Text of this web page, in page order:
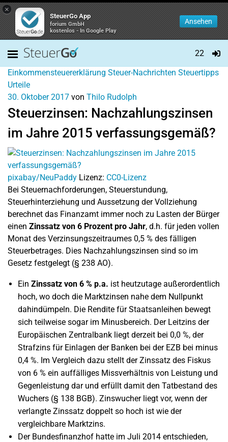
×
SteuerGo App
forium GmbH
kostenlos - In Google Play
Ansehen
22
Einkommensteuererklärung Steuer-Nachrichten Steuertipps
Urteile
30. Oktober 2017 von Thilo Rudolph
Steuerzinsen: Nachzahlungszinsen
im Jahre 2015 verfassungsgemäß?
pixabay/NeuPaddy Lizenz: CC0-Lizenz
Bei Steuernachforderungen, Steuerstundung,
Steuerhinterziehung und Aussetzung der Vollziehung
berechnet das Finanzamt immer noch zu Lasten der Bürger
einen Zinssatz von 6 Prozent pro Jahr, d.h. für jeden vollen
Monat des Verzinsungszeitraumes 0,5 % des fälligen
Steuerbetrages. Dies Nachzahlungszinsen sind so im
Gesetz festgelegt (§ 238 AO).
Ein Zinssatz von 6 % p.a. ist heutzutage außerordentlich
hoch, wo doch die Marktzinsen nahe dem Nullpunkt
dahindümpeln. Die Rendite für Staatsanleihen bewegt
sich teilweise sogar im Minusbereich. Der Leitzins der
Europäischen Zentralbank liegt derzeit bei 0,0 %, der
Strafzins für Einlagen der Banken bei der EZB bei minus
0,4 %. Im Vergleich dazu stellt der Zinssatz des Fiskus
von 6 % ein auffälliges Missverhältnis von Leistung und
Gegenleistung dar und erfüllt damit den Tatbestand des
Wuchers (§ 138 BGB). Zinswucher liegt vor, wenn der
verlangte Zinssatz doppelt so hoch ist wie der
vergleichbare Marktzins.
Der Bundesfinanzhof hatte im Juli 2014 entschieden,